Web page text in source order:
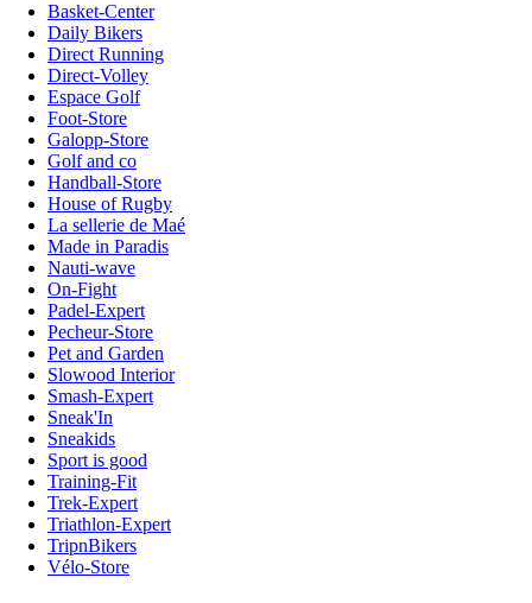
Basket-Center
Daily Bikers
Direct Running
Direct-Volley
Espace Golf
Foot-Store
Galopp-Store
Golf and co
Handball-Store
House of Rugby
La sellerie de Maé
Made in Paradis
Nauti-wave
On-Fight
Padel-Expert
Pecheur-Store
Pet and Garden
Slowood Interior
Smash-Expert
Sneak'In
Sneakids
Sport is good
Training-Fit
Trek-Expert
Triathlon-Expert
TripnBikers
Vélo-Store